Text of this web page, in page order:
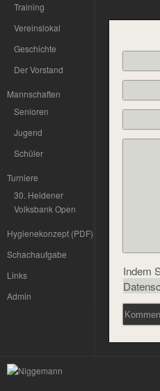
Training
Vereinslokal
Geschichte
Der Vorstand
Mannschaften
Senioren
Jugend
Schüler
Turniere
30. Heidener
Volksbank Open
Hygienekonzept (PDF)
Schachaufgabe
Links
Admin
Indem